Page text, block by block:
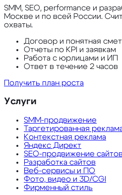
SMM, SEO, performance и
Москве и по всей России.
охваты.
Договор и понятная
Отчеты по KPI и заявкам
Работа с юрлицами и ИП
Ответ в течение 2 часов
Получить план роста
Услуги
SMM-продвижение
Таргетированная
Контекстная реклама
Яндекс Директ
SEO-продвижение сайтов
Разработка сайтов
Веб-сервисы и ПО
Фото, видео и 3D/CGI
Фирменный стиль